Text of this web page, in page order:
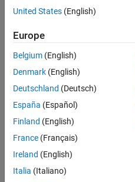
Video Labeler
Label
Fonctions
développer tout
ViT (Vision
Modèle de sac de
Rubriques
En savoir plus
United States (English)
Europe
Belgium (English)
Denmark (English)
Deutschland (Deutsch)
España (Español)
Finland (English)
France (Français)
Ireland (English)
Italia (Italiano)